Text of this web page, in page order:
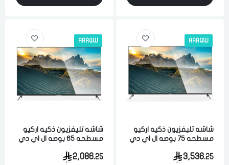
ARRQW
شاشه تليفزيون ذكيه اركيو
مسطحه 75 بوصه ال اي دي
تشغيل أندرويد 11 اسود
3,536.25
ARRQW
شاشه تليفزيون ذكيه اركيو
مسطحه 65 بوصه ال اي دي
تشغيل أندرويد 11 اسود
2,086.25